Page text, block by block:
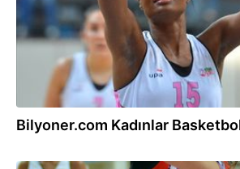
Bilyoner.com Kadınlar